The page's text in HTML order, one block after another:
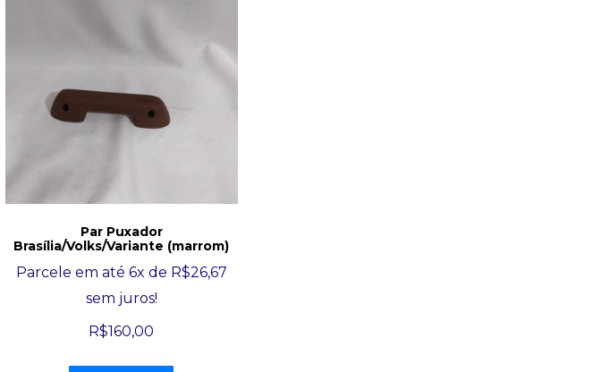
Par Puxador
Brasília/Volks/Variante (marrom)
Parcele em até 6x de R$26,67
sem juros!
R$160,00